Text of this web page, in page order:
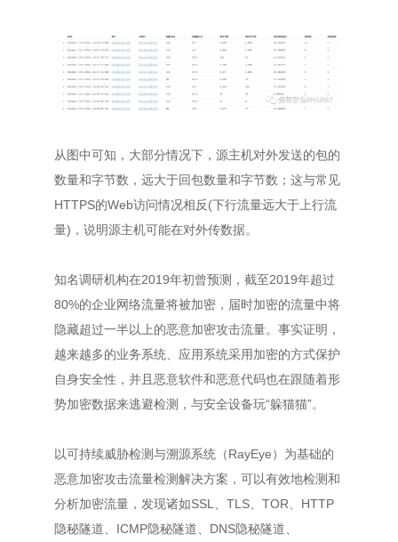
从图中可知，大部分情况下，源主机对外发送的包的
数量和字节数，远大于回包数量和字节数；这与常见
HTTPS的Web访问情况相反(下行流量远大于上行流
量)，说明源主机可能在对外传数据。
知名调研机构在2019年初曾预测，截至2019年超过
80%的企业网络流量将被加密，届时加密的流量中将
隐藏超过一半以上的恶意加密攻击流量。事实证明，
越来越多的业务系统、应用系统采用加密的方式保护
自身安全性，并且恶意软件和恶意代码也在跟随着形
势加密数据来逃避检测，与安全设备玩“躲猫猫”。
以可持续威胁检测与溯源系统（RayEye）为基础的
恶意加密攻击流量检测解决方案，可以有效地检测和
分析加密流量，发现诸如SSL、TLS、TOR、HTTP
隐秘隧道、ICMP隐秘隧道、DNS隐秘隧道、